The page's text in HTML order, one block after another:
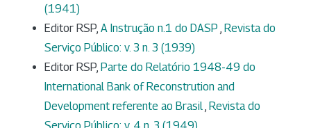
(1941)
Editor RSP, A Instrução n.1 do DASP , Revista do
Serviço Público: v. 3 n. 3 (1939)
Editor RSP, Parte do Relatório 1948-49 do
International Bank of Reconstrution and
Development referente ao Brasil, Revista do